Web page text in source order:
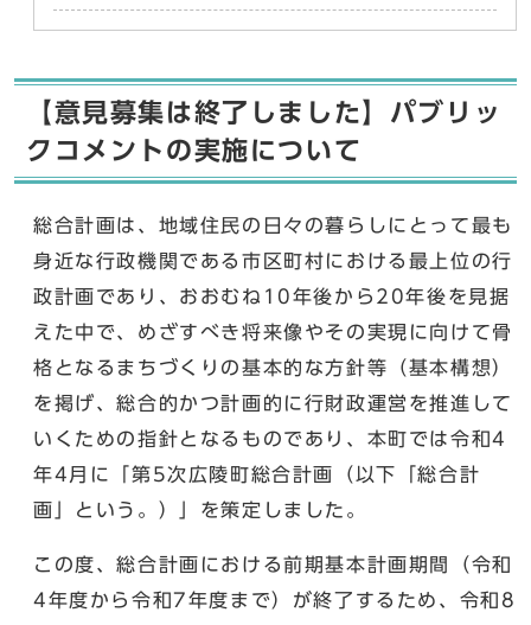
【意見募集は終了しました】パブリッ
クコメントの実施について
総合計画は、地域住民の日々の暮らしにとって最も
身近な行政機関である市区町村における最上位の行
政計画であり、おおむね10年後から20年後を見据
えた中で、めざすべき将来像やその実現に向けて骨
格となるまちづくりの基本的な方針等（基本構想）
を掲げ、総合的かつ計画的に行財政運営を推進して
いくための指針となるものであり、本町では令和4
年4月に「第5次広陵町総合計画（以下「総合計
画」という。）」を策定しました。
この度、総合計画における前期基本計画期間（令和
4年度から令和7年度まで）が終了するため、令和8